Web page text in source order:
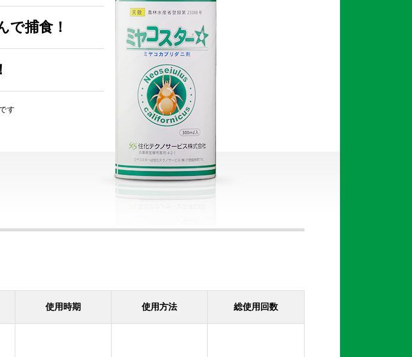
で捕食！
す
使用時期 使用方法 総使用回数